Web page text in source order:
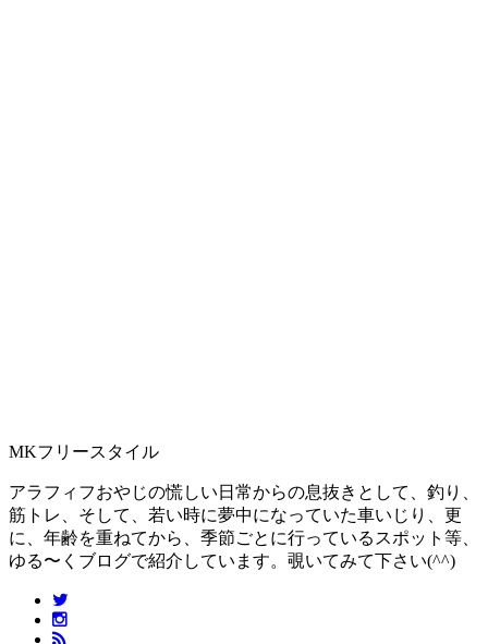
MKフリースタイル
アラフィフおやじの慌しい日常からの息抜きとして、釣り、
筋トレ、そして、若い時に夢中になっていた車いじり、更
に、年齢を重ねてから、季節ごとに行っているスポット等、
ゆる〜くブログで紹介しています。覗いてみて下さい(^^)